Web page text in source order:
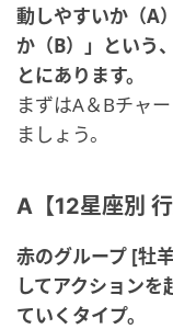
動しやすいか（A
か（B）」という
とにあります。
まずはA＆Bチャ
ましょう。
A【12星座別 行
赤のグループ [牡
してアクション
ていくタイプ。